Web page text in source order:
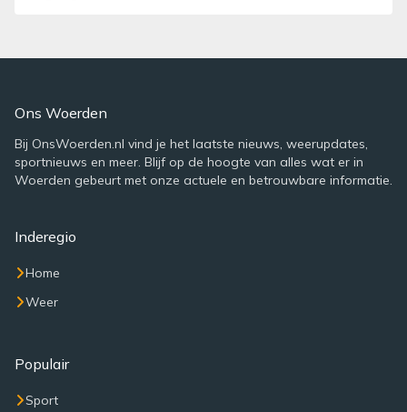
Ons Woerden
Bij OnsWoerden.nl vind je het laatste nieuws, weerupdates,
sportnieuws en meer. Blijf op de hoogte van alles wat er in
Woerden gebeurt met onze actuele en betrouwbare informatie.
Inderegio
Home
Weer
Populair
Sport